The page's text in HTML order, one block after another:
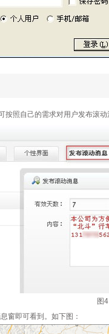
按照自己的需求对用户发布滚
图4
窗即可看到。如下图：